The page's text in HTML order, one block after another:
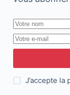
J’accepte la